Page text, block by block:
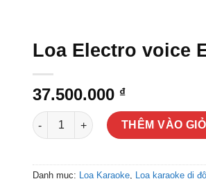
Loa Electro voice
37.500.000 ₫
Loa Electro voice Evolve 50 số lượng
THÊM VÀO
Danh mục: Loa Karaoke, Loa karaoke di